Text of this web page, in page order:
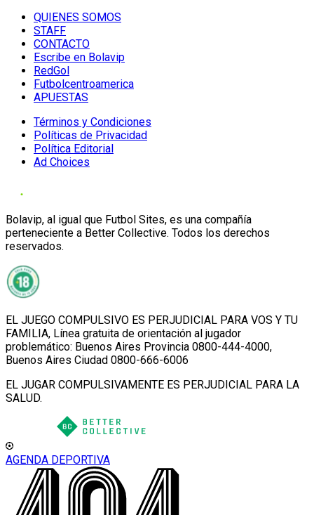
QUIENES SOMOS
STAFF
CONTACTO
Escribe en Bolavip
RedGol
Futbolcentroamerica
APUESTAS
Términos y Condiciones
Políticas de Privacidad
Política Editorial
Ad Choices
Bolavip, al igual que Futbol Sites, es una compañía
perteneciente a Better Collective. Todos los derechos
reservados.
EL JUEGO COMPULSIVO ES PERJUDICIAL PARA VOS Y TU
FAMILIA, Línea gratuita de orientación al jugador
problemático: Buenos Aires Provincia 0800-444-4000,
Buenos Aires Ciudad 0800-666-6006
EL JUGAR COMPULSIVAMENTE ES PERJUDICIAL PARA LA
SALUD.
AGENDA DEPORTIVA